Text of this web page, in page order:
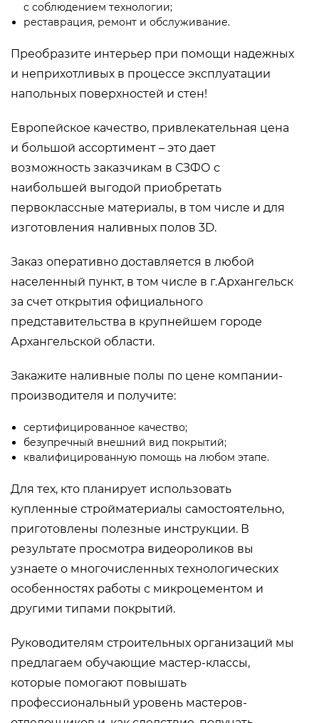
с соблюдением технологии;
реставрация, ремонт и обслуживание.
Преобразите интерьер при помощи надежных
и неприхотливых в процессе эксплуатации
напольных поверхностей и стен!
Европейское качество, привлекательная цена
и большой ассортимент – это дает
возможность заказчикам в СЗФО с
наибольшей выгодой приобретать
первоклассные материалы, в том числе и для
изготовления наливных полов 3D.
Заказ оперативно доставляется в любой
населенный пункт, в том числе в г.Архангельск
за счет открытия официального
представительства в крупнейшем городе
Архангельской области.
Закажите наливные полы по цене компании-
производителя и получите:
сертифицированное качество;
безупречный внешний вид покрытий;
квалифицированную помощь на любом этапе.
Для тех, кто планирует использовать
купленные стройматериалы самостоятельно,
приготовлены полезные инструкции. В
результате просмотра видеороликов вы
узнаете о многочисленных технологических
особенностях работы с микроцементом и
другими типами покрытий.
Руководителям строительных организаций мы
предлагаем обучающие мастер-классы,
которые помогают повышать
профессиональный уровень мастеров-